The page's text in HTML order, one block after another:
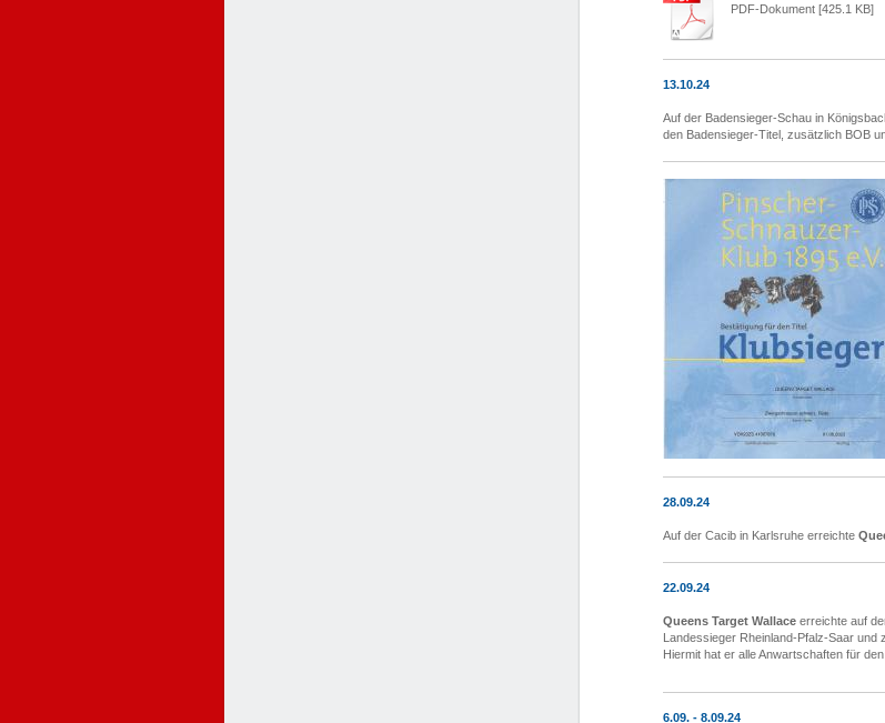
PDF-Dokument [425.1 KB]
13.10.24
Auf der Badensieger-Schau in
den Badensieger-Titel, zusätzlich BOB
28.09.24
Auf der Cacib in Karlsruhe erreichte
22.09.24
Queens Target Wallace erreichte auf
Landessieger Rheinland-Pfalz-Saar und
Hiermit hat er alle Anwartschaften für
6.09. - 8.09.24